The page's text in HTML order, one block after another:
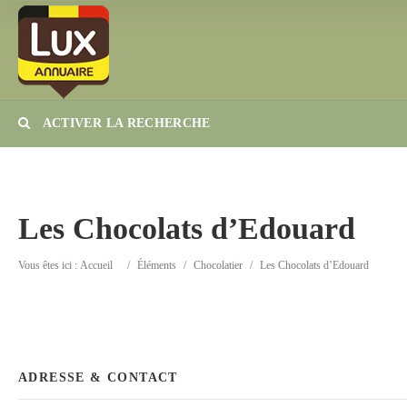
ACTIVER LA RECHERCHE
Catégorie Lieu
Les Chocolats d’Edouard
Vous êtes ici : Accueil / Éléments / Chocolatier / Les Chocolats d’Edouard
ADRESSE & CONTACT